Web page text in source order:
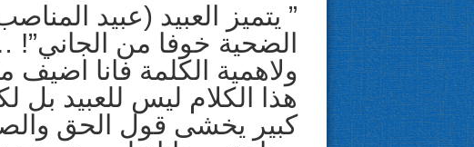
” يتميز العبيد (عبيد
الضحية خوفا من الجاني”!
ولاهمية الكلمة فانا اضيف
هذا الكلام ليس للعبيد
كبير يخشى قول الحق